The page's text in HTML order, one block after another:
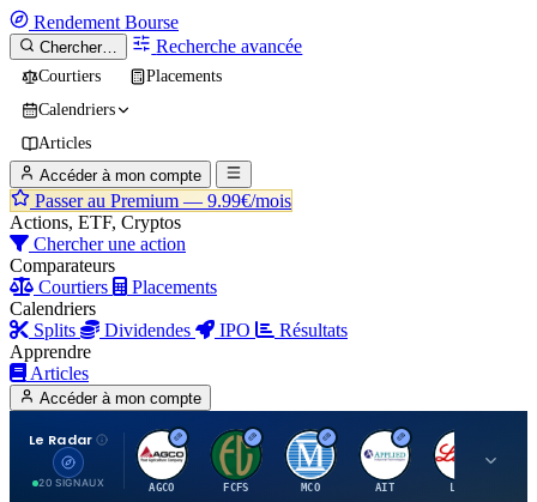
Rendement Bourse
Chercher… Recherche avancée
Courtiers
Placements
Calendriers
Articles
Accéder à mon compte
Passer au Premium — 9.99€/mois
Actions, ETF, Cryptos
Chercher une action
Comparateurs
Courtiers
Placements
Calendriers
Splits
Dividendes IPO
Résultats
Apprendre
Articles
Accéder à mon compte
Le Radar
20 SIGNAUX
A
AGCO
F
FCFS
M
MCO
A
AIT